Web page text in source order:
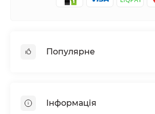
Популярне
Системи зберігання енергії
Інформація